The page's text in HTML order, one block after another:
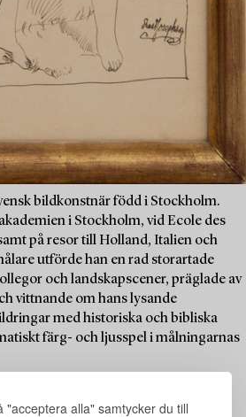
"acceptera alla" samtycker du till
bildkonstnär född i Stockholm.
i Stockholm, vid Ecole des
på resor till Holland, Italien och
utförde han en rad storartade
och landskapscener, präglade av
vittnande om hans lysande
med historiska och bibliska
färg- och ljusspel i målningarnas
personliga tragedier inom familjen